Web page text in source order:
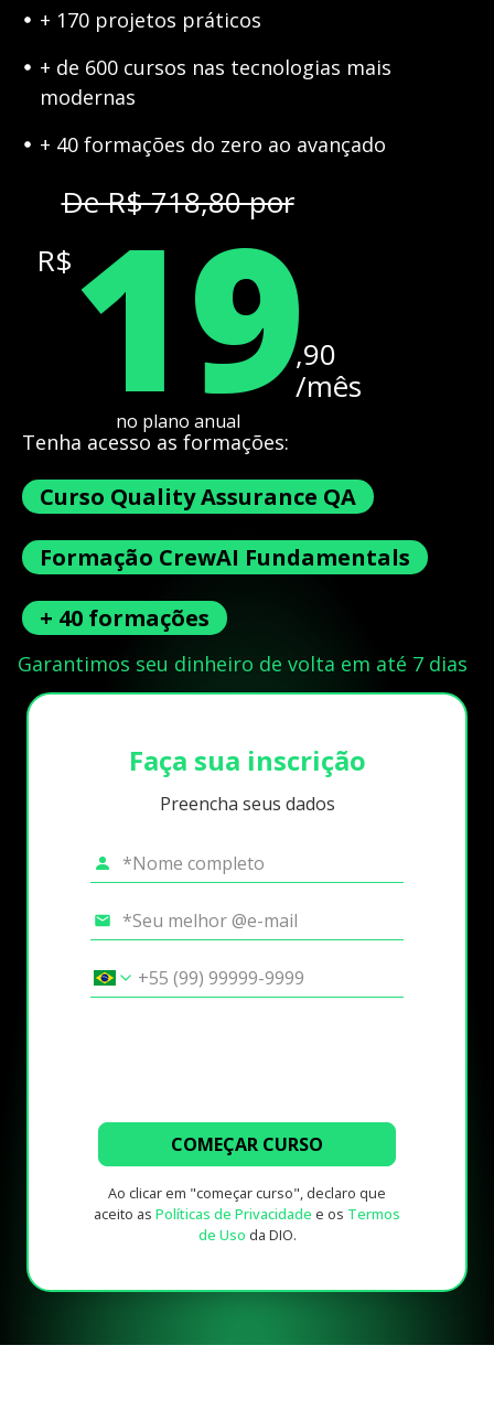
+ 170 projetos práticos
+ de 600 cursos nas tecnologias mais
modernas
+ 40 formações do zero ao avançado
De R$ 718,80 por
R$ 19,90
/mês
no plano anual
Tenha acesso as formações:
Curso Quality Assurance QA
Formação CrewAI Fundamentals
+ 40 formações
Garantimos seu dinheiro de volta em até 7 dias
Faça sua inscrição
Preencha seus dados
COMEÇAR CURSO
Ao clicar em "começar curso", declaro que
aceito as Políticas de Privacidade e os Termos
de Uso da DIO.